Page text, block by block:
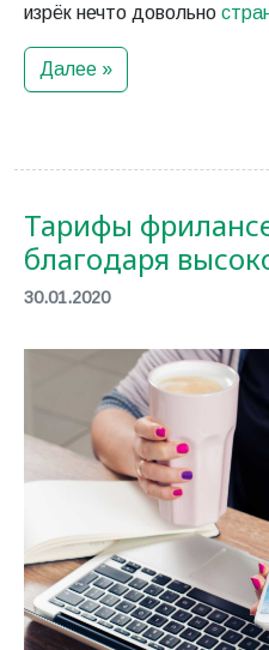
изрёк нечто довольно
Далее »
Тарифы
благодаря
30.01.2020